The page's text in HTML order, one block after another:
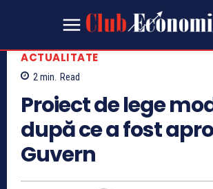
ACTUALITATE
2 min. Read
Proiect de lege
după ce a fost
Guvern